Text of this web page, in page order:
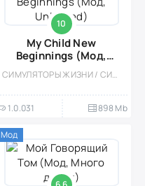
10
My Child New
Beginnings (Мод,
Unlocked)
СИМУЛЯТОРЫ ЖИЗНИ / СИМУЛЯТОРЫ / УХОД / ОДНОПОЛЬЗОВАТЕЛЬСКИЕ / ОФЛАЙН / ВИЗУАЛЬНАЯ НОВЕЛЛА / МОД
1.0.031 898 Mb
Мод